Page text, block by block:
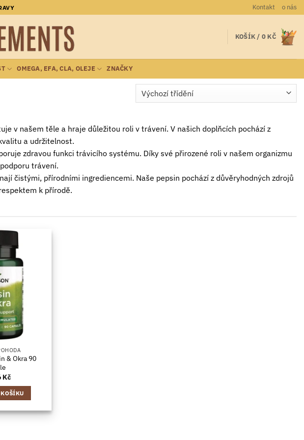
Kontakt o nás
KOŠÍK / 0 KČ
OMEGA, EFA, CLA, OLEJE ZNAČKY
v našem těle a hraje důležitou roli v trávení. V našich doplňcích pochází z
a udržitelnost.
zdravou funkci trávicího systému. Díky své přirozené roli v našem organizmu
trávení.
čistými, přírodními ingrediencemi. Naše pepsin pochází z důvěryhodných zdrojů
k přírodě.
& Okra 90
Kč